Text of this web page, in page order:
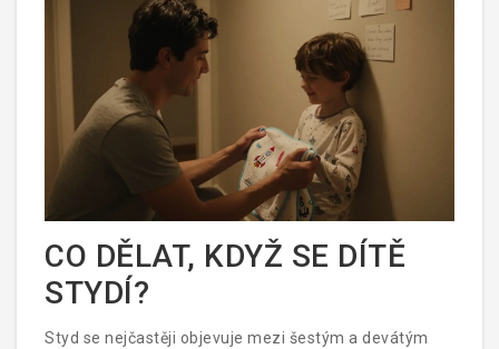
CO DĚLAT, KDYŽ SE DÍTĚ
STYDÍ?
Styd se nejčastěji objevuje mezi šestým a devátým